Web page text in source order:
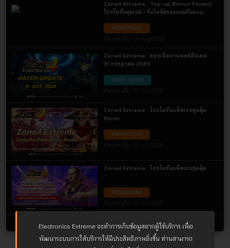
Zone4 Extreme : Top-up Bonus Reward
โปรโมชั่นสุดเปย์ ! รับโบนัสของแถมกันแบบ
PROMOTIONS
Zone4 Extreme : สรุปเนื้อหาแพตช์อัปเดต
31 กรกฎาคม 2569
PATCH-NOTES
Zone4 Extreme : โปรโมชั่นแพ็คเกจสุดคุ้ม
Ronin
PROMOTIONS
Zone4 Extreme : โปรโมชั่นแพ็คเกจสุดคุ้ม
PROMOTIONS
ข่าวทั้งหมด
Electronics Extreme จะทำการเก็บข้อมูลจากผู้ใช้บริการ เพื่อ
พัฒนาระบบการให้บริการให้มีประสิทธิภาพยิ่งขึ้น ท่านสามารถ